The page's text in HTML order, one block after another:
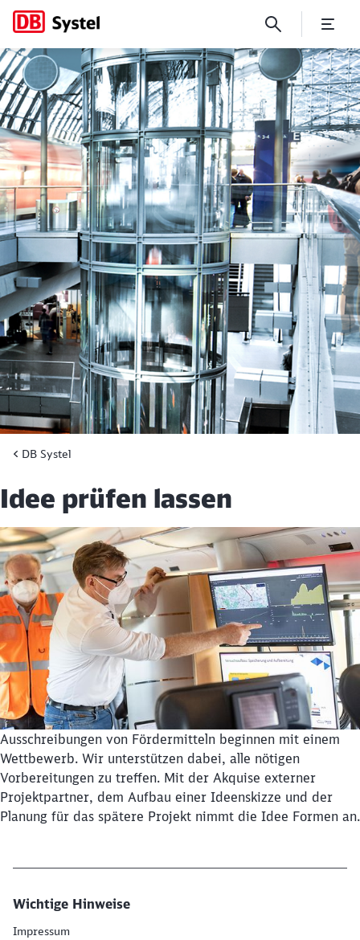
Idee prüfen lassen
DB Systel
Idee prüfen lassen
Ausschreibungen von Fördermitteln beginnen mit einem
Wettbewerb. Wir unterstützen dabei, alle nötigen
Vorbereitungen zu treffen. Mit der Akquise externer
Projektpartner, dem Aufbau einer Ideenskizze und der
Planung für das spätere Projekt nimmt die Idee Formen an.
Wichtige Hinweise
Impressum
Schließen
Möchten Sie zuweitergeleitet
werden?
Abbrechen Weiter